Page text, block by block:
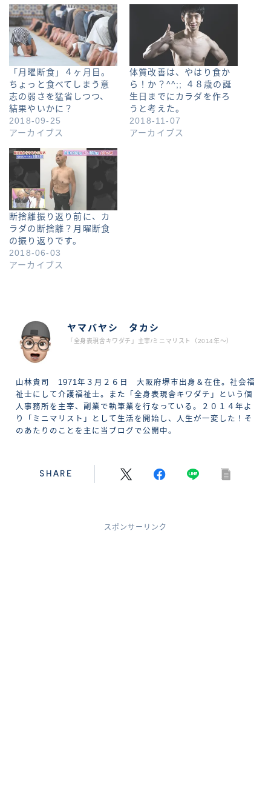
「月曜断食」４ヶ月目。
ちょっと食べてしまう意
志の弱さを猛省しつつ、
結果やいかに？
2018-09-25
アーカイブス
体質改善は、やはり食か
ら！か？^^;; ４８歳の誕
生日までにカラダを作ろ
うと考えた。
2018-11-07
アーカイブス
断捨離振り返り前に、カ
ラダの断捨離？月曜断食
の振り返りです。
2018-06-03
アーカイブス
ヤマバヤシ タカシ
「全身表現舎キワダチ」主宰/ミニマリスト（2014年〜）
山林貴司 1971年３月２６日 大阪府堺市出身＆在住。社会福
祉士にして介護福祉士。また「全身表現舎キワダチ」という個
人事務所を主宰、副業で執筆業を行なっている。２０１４年よ
り「ミニマリスト」として生活を開始し、人生が一変した！そ
のあたりのことを主に当ブログで公開中。
SHARE
スポンサーリンク